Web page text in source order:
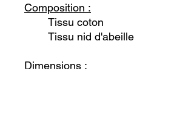
Composition :
Tissu coton
Tissu nid d'abeille
Dimensions :